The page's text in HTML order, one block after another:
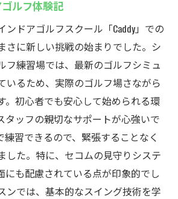
ルフ体験記
ンドアゴルフスクール「Caddy」での
さに新しい挑戦の始まりでした。シ
フ練習場では、最新のゴルフシミュ
いるため、実際のゴルフ場さながら
。初心者でも安心して始められる環
タッフの親切なサポートが心強いで
練習できるので、緊張することなく
した。特に、セコムの見守りシステ
にも配慮されている点が印象的でし
ンでは、基本的なスイング技術を学